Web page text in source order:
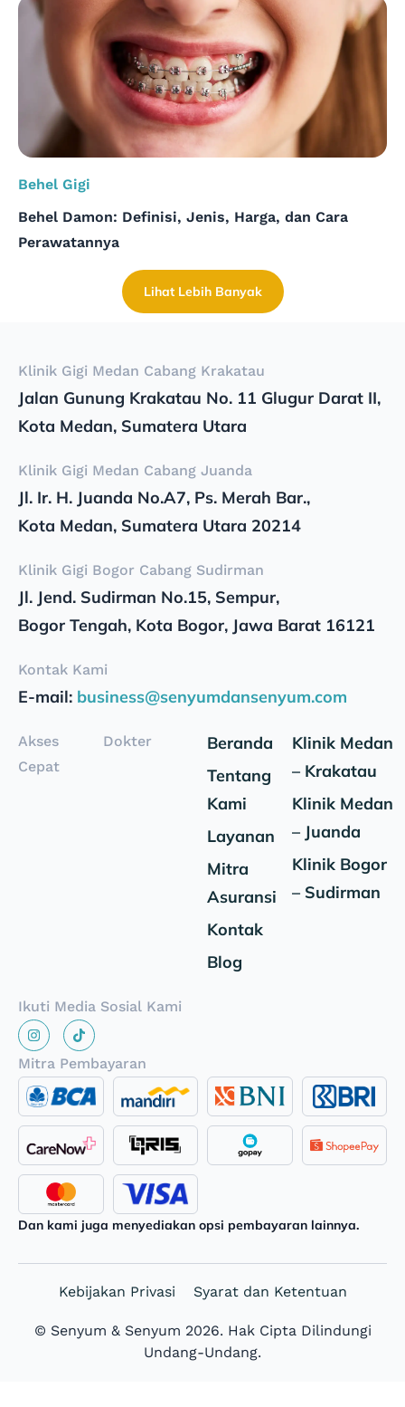
Lihat Lebih Banyak
Behel Gigi
Behel Damon: Definisi, Jenis, Harga, dan Cara
Perawatannya
Klinik Gigi Medan Cabang Krakatau
Jalan Gunung Krakatau No. 11 Glugur Darat II,
Kota Medan, Sumatera Utara
Klinik Gigi Medan Cabang Juanda
Jl. Ir. H. Juanda No.A7, Ps. Merah Bar.,
Kota Medan, Sumatera Utara 20214
Klinik Gigi Bogor Cabang Sudirman
Jl. Jend. Sudirman No.15, Sempur,
Bogor Tengah, Kota Bogor, Jawa Barat 16121
Kontak Kami
E-mail: business@senyumdansenyum.com
Akses
Cepat
Dokter
Beranda
Tentang
Kami
Layanan
Mitra
Asuransi
Kontak
Blog
Klinik Medan
– Krakatau
Klinik Medan
– Juanda
Klinik Bogor
– Sudirman
Ikuti Media Sosial Kami
Mitra Pembayaran
Dan kami juga menyediakan opsi pembayaran lainnya.
© Senyum & Senyum 2026. Hak Cipta Dilindungi
Undang-Undang.
Kebijakan Privasi Syarat dan Ketentuan